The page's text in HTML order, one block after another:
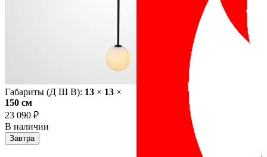
Габариты (Д Ш В): 13 × 13 ×
150 cм
23 090 ₽
В наличии
Завтра